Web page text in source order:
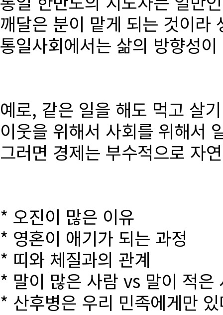
깨달은 분이 맡게 되는 것이라
통일사회에서는 삶의 방향성
예로, 같은 일을 해도 먹고 살
이웃을 위해서 사회를 위해서
그러면 경제는 부수적으로 자
* 오진이 많은 이유
* 영혼이 애기가 되는 과정
* 띠와 체질과의 관계
* 말이 많은 사람 vs 말이 적은
* 산후병은 우리 민족에게만